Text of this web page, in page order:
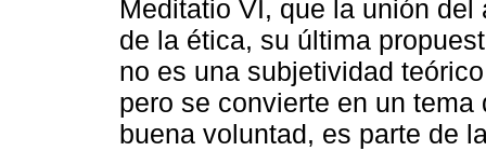
Meditatio VI, que la unión
de la ética, su última
no es una subjetividad
pero se convierte en un
buena voluntad, es parte de